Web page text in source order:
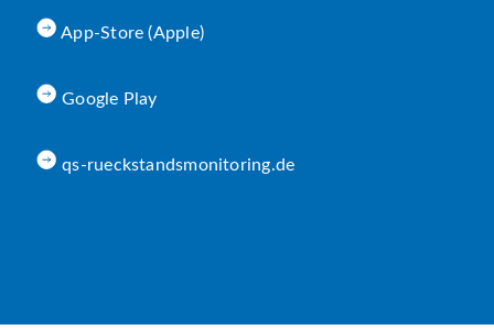
App-Store (Apple)
Google Play
qs-rueckstandsmonitoring.de